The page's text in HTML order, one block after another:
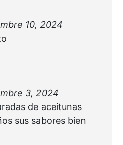
10, 2024
3, 2024
de aceitunas
sus sabores bien